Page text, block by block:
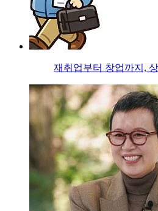
재취업부터 창업까지,